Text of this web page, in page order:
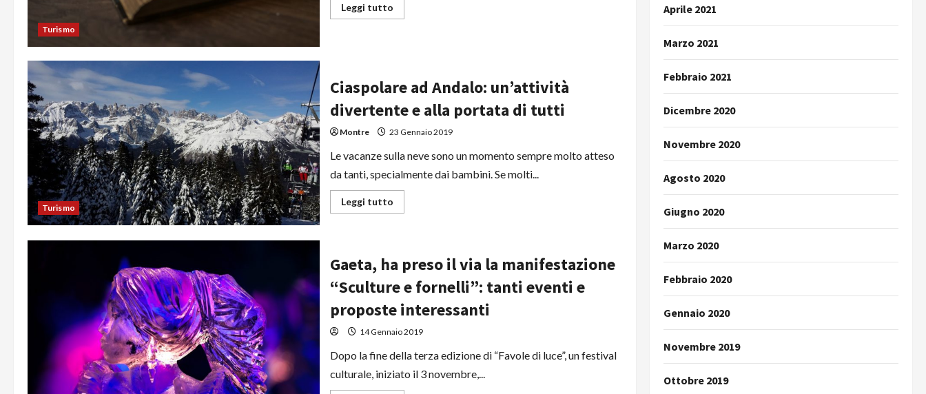
Turismo
Leggi tuttoLeggi
di
la
“Guida
Turistica
dei
Lepini”:
successo
di
pubblico
Turismo
Ciaspolare ad Andalo: un’attività
divertente e alla portata di tutti
Montre 23 Gennaio 2019
Le vacanze sulla neve sono un momento sempre molto atteso
da tanti, specialmente dai bambini. Se molti...
Leggi tuttoLeggi
di
un’attività
divertente
e
portata
di
tutti
Gaeta, ha preso il via la manifestazione
“Sculture e fornelli”: tanti eventi e
proposte interessanti
14 Gennaio 2019
Dopo la fine della terza edizione di “Favole di luce”, un festival
culturale, iniziato il 3 novembre,...
Aprile 2021
Marzo 2021
Febbraio 2021
Dicembre 2020
Novembre 2020
Agosto 2020
Giugno 2020
Marzo 2020
Febbraio 2020
Gennaio 2020
Novembre 2019
Ottobre 2019